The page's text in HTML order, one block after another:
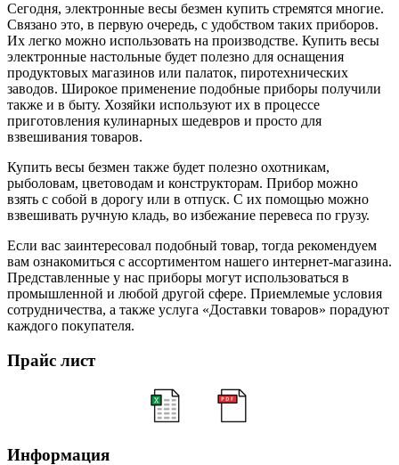
Сегодня, электронные весы безмен купить стремятся многие.
Связано это, в первую очередь, с удобством таких приборов.
Их легко можно использовать на производстве. Купить весы
электронные настольные будет полезно для оснащения
продуктовых магазинов или палаток, пиротехнических
заводов. Широкое применение подобные приборы получили
также и в быту. Хозяйки используют их в процессе
приготовления кулинарных шедевров и просто для
взвешивания товаров.
Купить весы безмен также будет полезно охотникам,
рыболовам, цветоводам и конструкторам. Прибор можно
взять с собой в дорогу или в отпуск. С их помощью можно
взвешивать ручную кладь, во избежание перевеса по грузу.
Если вас заинтересовал подобный товар, тогда рекомендуем
вам ознакомиться с ассортиментом нашего интернет-магазина.
Представленные у нас приборы могут использоваться в
промышленной и любой другой сфере. Приемлемые условия
сотрудничества, а также услуга «Доставки товаров» порадуют
каждого покупателя.
Прайс лист
Информация